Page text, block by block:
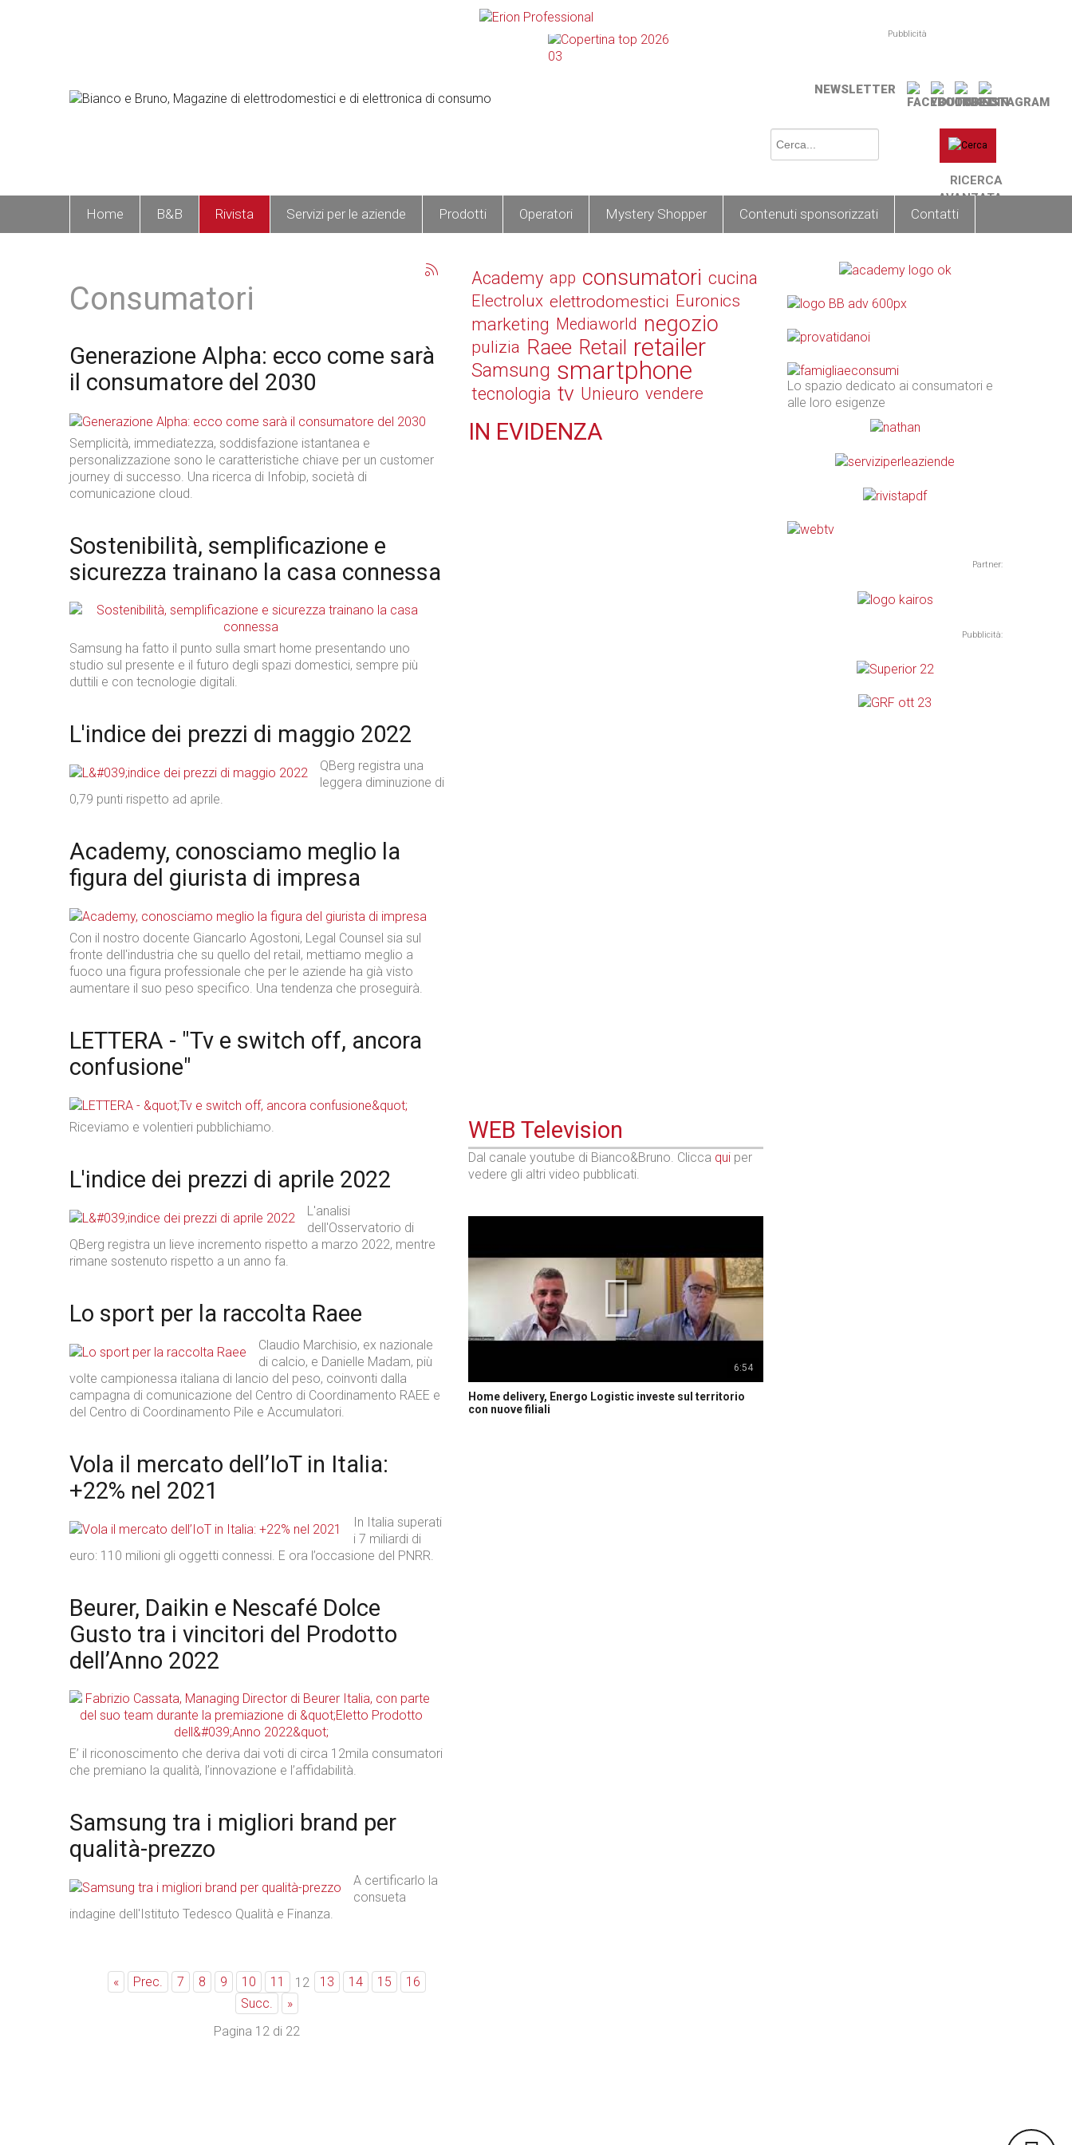
Pubblicità
NEWSLETTER
RICERCA
AVANZATA
Home B&B Rivista Servizi per le aziende Prodotti Operatori Mystery Shopper Contenuti sponsorizzati Contatti
Consumatori
Generazione Alpha: ecco come sarà
il consumatore del 2030
Semplicità, immediatezza, soddisfazione istantanea e
personalizzazione sono le caratteristiche chiave per un customer
journey di successo. Una ricerca di Infobip, società di
comunicazione cloud.
Sostenibilità, semplificazione e
sicurezza trainano la casa connessa
Samsung ha fatto il punto sulla smart home presentando uno
studio sul presente e il futuro degli spazi domestici, sempre più
duttili e con tecnologie digitali.
L'indice dei prezzi di maggio 2022
QBerg registra una
leggera diminuzione di
0,79 punti rispetto ad aprile.
Academy, conosciamo meglio la
figura del giurista di impresa
Con il nostro docente Giancarlo Agostoni, Legal Counsel sia sul
fronte dell'industria che su quello del retail, mettiamo meglio a
fuoco una figura professionale che per le aziende ha già visto
aumentare il suo peso specifico. Una tendenza che proseguirà.
LETTERA - "Tv e switch off, ancora
confusione"
Riceviamo e volentieri pubblichiamo.
L'indice dei prezzi di aprile 2022
L'analisi
dell'Osservatorio di
QBerg registra un lieve incremento rispetto a marzo 2022, mentre
rimane sostenuto rispetto a un anno fa.
Lo sport per la raccolta Raee
Claudio Marchisio, ex nazionale
di calcio, e Danielle Madam, più
volte campionessa italiana di lancio del peso, coinvonti dalla
campagna di comunicazione del Centro di Coordinamento RAEE e
del Centro di Coordinamento Pile e Accumulatori.
Vola il mercato dell’IoT in Italia:
+22% nel 2021
In Italia superati
i 7 miliardi di
euro: 110 milioni gli oggetti connessi. E ora l’occasione del PNRR.
Beurer, Daikin e Nescafé Dolce
Gusto tra i vincitori del Prodotto
dell’Anno 2022
E’ il riconoscimento che deriva dai voti di circa 12mila consumatori
che premiano la qualità, l’innovazione e l’affidabilità.
Samsung tra i migliori brand per
qualità-prezzo
A certificarlo la
consueta
indagine dell'Istituto Tedesco Qualità e Finanza.
« Prec. 7 8 9 10 11 12 13 14 15
16
Succ.
»
Pagina 12 di 22
Academy app consumatori cucina
Electrolux elettrodomestici Euronics
marketing Mediaworld negozio
pulizia Raee Retail retailer
Samsung smartphone
tecnologia tv Unieuro vendere
IN EVIDENZA
WEB Television
Dal canale youtube di Bianco&Bruno. Clicca qui per
vedere gli altri video pubblicati.
6:54
Home delivery, Energo Logistic investe sul territorio
con nuove filiali
Lo spazio dedicato ai consumatori e
alle loro esigenze
Partner:
Pubblicità: